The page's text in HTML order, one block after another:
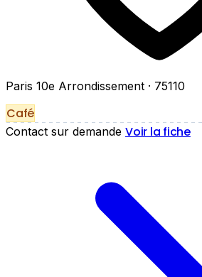
Paris 10e Arrondissement · 75110
Café
Contact sur demande Voir la fiche